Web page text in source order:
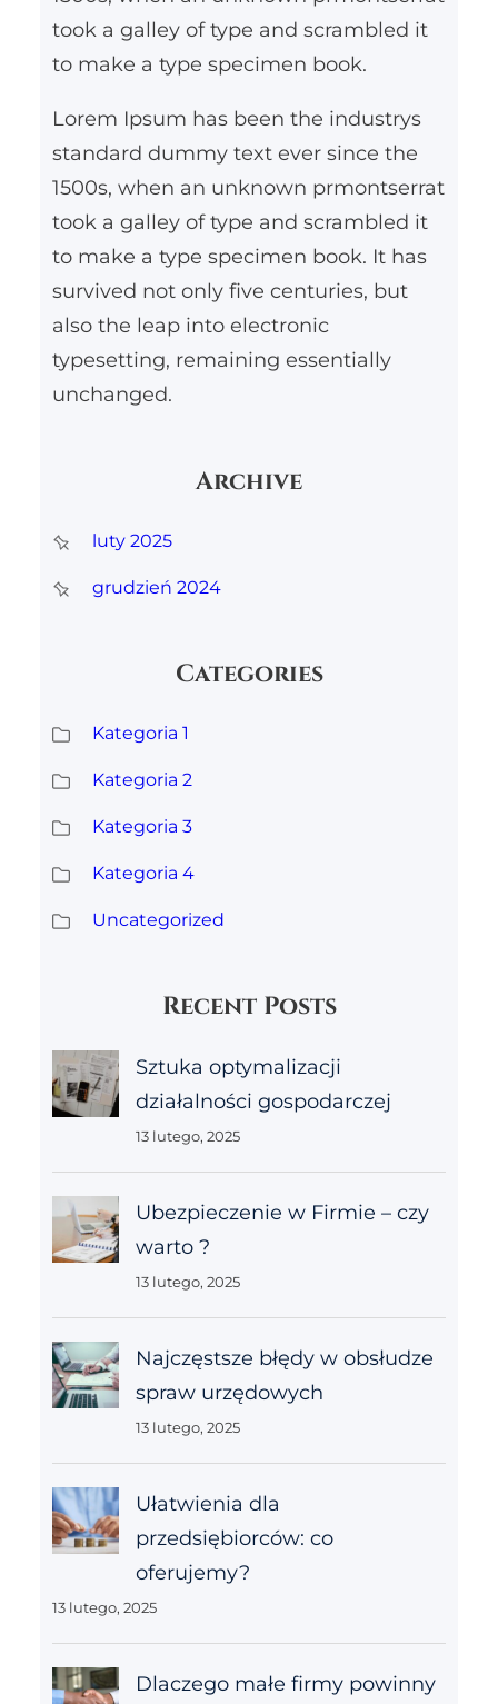
took a galley of type and scrambled it
to make a type specimen book.
Lorem Ipsum has been the industrys
standard dummy text ever since the
1500s, when an unknown prmontserrat
took a galley of type and scrambled it
to make a type specimen book. It has
survived not only five centuries, but
also the leap into electronic
typesetting, remaining essentially
unchanged.
Archive
luty 2025
grudzień 2024
Categories
Kategoria 1
Kategoria 2
Kategoria 3
Kategoria 4
Uncategorized
Recent Posts
Sztuka optymalizacji
działalności gospodarczej
13 lutego, 2025
Ubezpieczenie w Firmie – czy
warto ?
13 lutego, 2025
Najczęstsze błędy w obsłudze
spraw urzędowych
13 lutego, 2025
Ułatwienia dla
przedsiębiorców: co
oferujemy?
13 lutego, 2025
Dlaczego małe firmy powinny